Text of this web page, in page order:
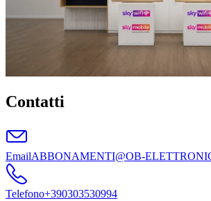
Contatti
EmailABBONAMENTI@OB-
Telefono+390303530994